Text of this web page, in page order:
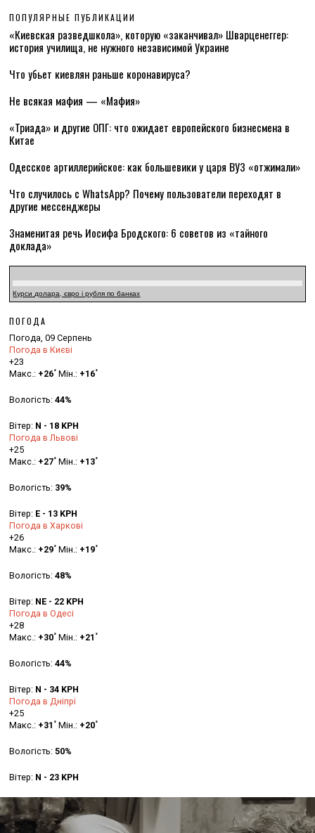
ПОПУЛЯРНЫЕ ПУБЛИКАЦИИ
«Киевская разведшкола», которую «заканчивал» Шварценеггер:
история училища, не нужного независимой Украине
Что убьет киевлян раньше коронавируса?
Не всякая мафия — «Мафия»
«Триада» и другие ОПГ: что ожидает европейского бизнесмена в
Китае
Одесское артиллерийское: как большевики у царя ВУЗ «отжимали»
Что случилось с WhatsApp? Почему пользователи переходят в
другие мессенджеры
Знаменитая речь Иосифа Бродского: 6 советов из «тайного
доклада»
Курси долара, євро і рубля по банках
ПОГОДА
Погода, 09 Серпень
Погода в Києві
+23
Макс.: +26° Мін.: +16°
Вологість:44%
Вітер: N - 18 KPH
Погода в Львові
+25
Макс.: +27° Мін.: +13°
Вологість: 39%
Вітер: E - 13 KPH
Погода в Харкові
+26
Макс.: +29° Мін.: +19°
Вологість:48%
Вітер: NE - 22 KPH
Погода в Одесі
+28
Макс.: +30° Мін.: +21 °
Вологість:44%
Вітер: N - 34 KPH
Погода в Дніпрі
+25
Макс.: +31 ° Мін.: +20°
Вологість:50%
Вітер: N - 23 KPH